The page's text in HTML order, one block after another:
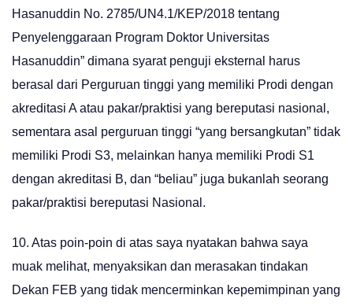
Hasanuddin No. 2785/UN4.1/KEP/2018 tentang
Penyelenggaraan Program Doktor Universitas
Hasanuddin” dimana syarat penguji eksternal harus
berasal dari Perguruan tinggi yang memiliki Prodi dengan
akreditasi A atau pakar/praktisi yang bereputasi nasional,
sementara asal perguruan tinggi “yang bersangkutan” tidak
memiliki Prodi S3, melainkan hanya memiliki Prodi S1
dengan akreditasi B, dan “beliau” juga bukanlah seorang
pakar/praktisi bereputasi Nasional.
10. Atas poin-poin di atas saya nyatakan bahwa saya
muak melihat, menyaksikan dan merasakan tindakan
Dekan FEB yang tidak mencerminkan kepemimpinan yang